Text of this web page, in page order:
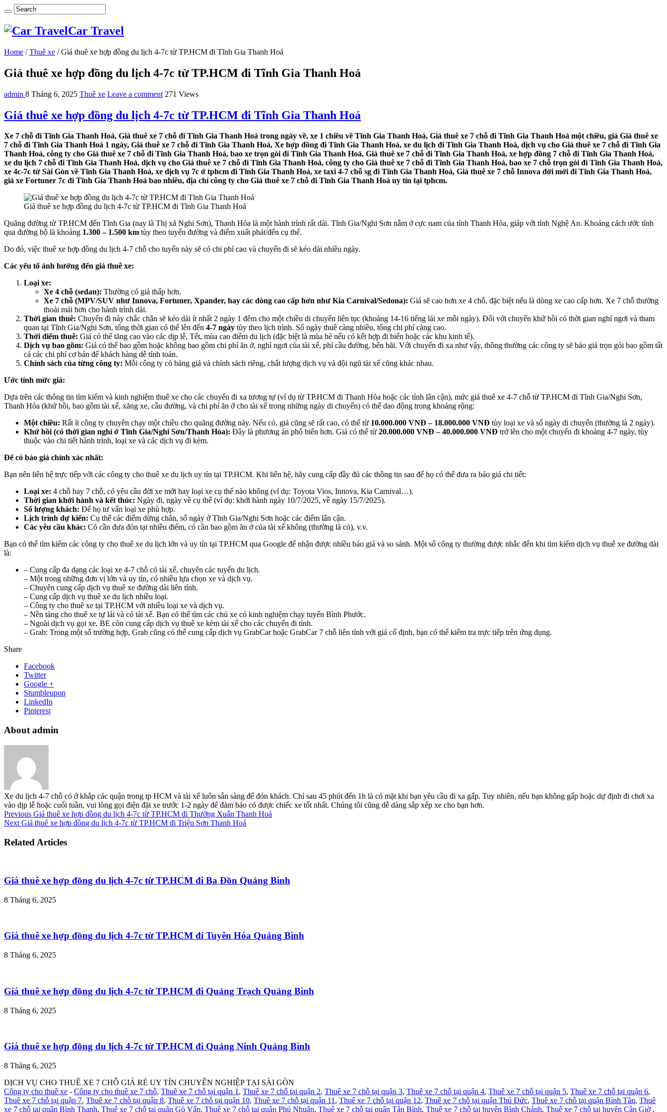
Car Travel
Home / Thuê xe / Giá thuê xe hợp đồng du lịch 4-7c từ TP.HCM đi Tĩnh Gia Thanh Hoá
Giá thuê xe hợp đồng du lịch 4-7c từ TP.HCM đi Tĩnh Gia Thanh Hoá
admin 8 Tháng 6, 2025 Thuê xe Leave a comment 271 Views
Giá thuê xe hợp đồng du lịch 4-7c từ TP.HCM đi Tĩnh Gia Thanh Hoá
Xe 7 chỗ đi Tĩnh Gia Thanh Hoá, Giá thuê xe 7 chỗ đi Tĩnh Gia Thanh Hoá trong ngày về, xe 1 chiều về Tĩnh Gia Thanh Hoá, Giá thuê xe 7 chỗ đi Tĩnh Gia Thanh Hoá một chiều, giá Giá thuê xe
7 chỗ đi Tĩnh Gia Thanh Hoá 1 ngày, Giá thuê xe 7 chỗ đi Tĩnh Gia Thanh Hoá, Xe hợp đồng đi Tĩnh Gia Thanh Hoá, xe du lịch đi Tĩnh Gia Thanh Hoá, dịch vụ cho Giá thuê xe 7 chỗ đi Tĩnh Gia
Thanh Hoá, công ty cho Giá thuê xe 7 chỗ đi Tĩnh Gia Thanh Hoá, bao xe trọn gói đi Tĩnh Gia Thanh Hoá, Giá thuê xe 7 chỗ đi Tĩnh Gia Thanh Hoá, xe hợp đồng 7 chỗ đi Tĩnh Gia Thanh Hoá,
xe du lịch 7 chỗ đi Tĩnh Gia Thanh Hoá, dịch vụ cho Giá thuê xe 7 chỗ đi Tĩnh Gia Thanh Hoá, công ty cho Giá thuê xe 7 chỗ đi Tĩnh Gia Thanh Hoá, bao xe 7 chỗ trọn gói đi Tĩnh Gia Thanh Hoá,
xe 4c-7c từ Sài Gòn về Tĩnh Gia Thanh Hoá, xe dịch vụ 7c ở tphcm đi Tĩnh Gia Thanh Hoá, xe taxi 4-7 chỗ sg đi Tĩnh Gia Thanh Hoá, Giá thuê xe 7 chỗ Innova đời mới đi Tĩnh Gia Thanh Hoá,
giá xe Fortuner 7c đi Tĩnh Gia Thanh Hoá bao nhiêu, địa chỉ công ty cho Giá thuê xe 7 chỗ đi Tĩnh Gia Thanh Hoá uy tín tại tphcm.
Giá thuê xe hợp đồng du lịch 4-7c từ TP.HCM đi Tĩnh Gia Thanh Hoá
Quãng đường từ TP.HCM đến Tĩnh Gia (nay là Thị xã Nghi Sơn), Thanh Hóa là một hành trình rất dài. Tĩnh Gia/Nghi Sơn nằm ở cực nam của tỉnh Thanh Hóa, giáp với tỉnh Nghệ An. Khoảng cách ước tính
qua đường bộ là khoảng 1.300 – 1.500 km tùy theo tuyến đường và điểm xuất phát/đến cụ thể.
Do đó, việc thuê xe hợp đồng du lịch 4-7 chỗ cho tuyến này sẽ có chi phí cao và chuyến đi sẽ kéo dài nhiều ngày.
Các yếu tố ảnh hưởng đến giá thuê xe:
Loại xe:
Xe 4 chỗ (sedan): Thường có giá thấp hơn.
Xe 7 chỗ (MPV/SUV như Innova, Fortuner, Xpander, hay các dòng cao cấp hơn như Kia Carnival/Sedona): Giá sẽ cao hơn xe 4 chỗ, đặc biệt nếu là dòng xe cao cấp hơn. Xe 7 chỗ thường
thoải mái hơn cho hành trình dài.
Thời gian thuê: Chuyến đi này chắc chắn sẽ kéo dài ít nhất 2 ngày 1 đêm cho một chiều di chuyển liên tục (khoảng 14-16 tiếng lái xe mỗi ngày). Đối với chuyến khứ hồi có thời gian nghỉ ngơi và tham
quan tại Tĩnh Gia/Nghi Sơn, tổng thời gian có thể lên đến 4-7 ngày tùy theo lịch trình. Số ngày thuê càng nhiều, tổng chi phí càng cao.
Thời điểm thuê: Giá có thể tăng cao vào các dịp lễ, Tết, mùa cao điểm du lịch (đặc biệt là mùa hè nếu có kết hợp đi biển hoặc các khu kinh tế).
Dịch vụ bao gồm: Giá có thể bao gồm hoặc không bao gồm chi phí ăn ở, nghỉ ngơi của tài xế, phí cầu đường, bến bãi. Với chuyến đi xa như vậy, thông thường các công ty sẽ báo giá trọn gói bao gồm tất
cả các chi phí cơ bản để khách hàng dễ tính toán.
Chính sách của từng công ty: Mỗi công ty có bảng giá và chính sách riêng, chất lượng dịch vụ và đội ngũ tài xế cũng khác nhau.
Ước tính mức giá:
Dựa trên các thông tin tìm kiếm và kinh nghiệm thuê xe cho các chuyến đi xa tương tự (ví dụ từ TP.HCM đi Thanh Hóa hoặc các tỉnh lân cận), mức giá thuê xe 4-7 chỗ từ TP.HCM đi Tĩnh Gia/Nghi Sơn,
Thanh Hóa (khứ hồi, bao gồm tài xế, xăng xe, cầu đường, và chi phí ăn ở cho tài xế trong những ngày di chuyển) có thể dao động trong khoảng rộng:
Một chiều: Rất ít công ty chuyên chạy một chiều cho quãng đường này. Nếu có, giá cũng sẽ rất cao, có thể từ 10.000.000 VNĐ – 18.000.000 VNĐ tùy loại xe và số ngày di chuyển (thường là 2 ngày).
Khứ hồi (có thời gian nghỉ ở Tĩnh Gia/Nghi Sơn/Thanh Hóa): Đây là phương án phổ biến hơn. Giá có thể từ 20.000.000 VNĐ – 40.000.000 VNĐ trở lên cho một chuyến đi khoảng 4-7 ngày, tùy
thuộc vào chi tiết hành trình, loại xe và các dịch vụ đi kèm.
Để có báo giá chính xác nhất:
Bạn nên liên hệ trực tiếp với các công ty cho thuê xe du lịch uy tín tại TP.HCM. Khi liên hệ, hãy cung cấp đầy đủ các thông tin sau để họ có thể đưa ra báo giá chi tiết:
Loại xe: 4 chỗ hay 7 chỗ, có yêu cầu đời xe mới hay loại xe cụ thể nào không (ví dụ: Toyota Vios, Innova, Kia Carnival…).
Thời gian khởi hành và kết thúc: Ngày đi, ngày về cụ thể (ví dụ: khởi hành ngày 10/7/2025, về ngày 15/7/2025).
Số lượng khách: Để họ tư vấn loại xe phù hợp.
Lịch trình dự kiến: Cụ thể các điểm dừng chân, số ngày ở Tĩnh Gia/Nghi Sơn hoặc các điểm lân cận.
Các yêu cầu khác: Có cần đưa đón tại nhiều điểm, có cần bao gồm ăn ở của tài xế không (thường là có), v.v.
Bạn có thể tìm kiếm các công ty cho thuê xe du lịch lớn và uy tín tại TP.HCM qua Google để nhận được nhiều báo giá và so sánh. Một số công ty thường được nhắc đến khi tìm kiếm dịch vụ thuê xe đường dài
là:
– Cung cấp đa dạng các loại xe 4-7 chỗ có tài xế, chuyên các tuyến du lịch.
– Một trong những đơn vị lớn và uy tín, có nhiều lựa chọn xe và dịch vụ.
– Chuyên cung cấp dịch vụ thuê xe đường dài liên tỉnh.
– Cung cấp dịch vụ thuê xe du lịch nhiều loại.
– Công ty cho thuê xe tại TP.HCM với nhiều loại xe và dịch vụ.
– Nền tảng cho thuê xe tự lái và có tài xế. Bạn có thể tìm các chủ xe có kinh nghiệm chạy tuyến Bình Phước.
– Ngoài dịch vụ gọi xe, BE còn cung cấp dịch vụ thuê xe kèm tài xế cho các chuyến đi tỉnh.
– Grab: Trong một số trường hợp, Grab cũng có thể cung cấp dịch vụ GrabCar hoặc GrabCar 7 chỗ liên tỉnh với giá cố định, bạn có thể kiểm tra trực tiếp trên ứng dụng.
Share
Facebook
Twitter
Google +
Stumbleupon
LinkedIn
Pinterest
About admin
Xe du lịch 4-7 chỗ có ở khắp các quận trong tp HCM và tài xế luôn sẵn sàng để đón khách. Chỉ sau 45 phút đến 1h là có mặt khi bạn yêu cầu đi xa gấp. Tuy nhiên, nếu bạn không gấp hoặc dự định đi chơi xa
vào dịp lễ hoặc cuối tuần, vui lòng gọi điện đặt xe trước 1-2 ngày để đảm bảo có được chiếc xe tốt nhất. Chúng tôi cũng dễ dàng sắp xếp xe cho bạn hơn.
Previous Giá thuê xe hợp đồng du lịch 4-7c từ TP.HCM đi Thường Xuân Thanh Hoá
Next Giá thuê xe hợp đồng du lịch 4-7c từ TP.HCM đi Triệu Sơn Thanh Hoá
Related Articles
Giá thuê xe hợp đồng du lịch 4-7c từ TP.HCM đi Ba Đồn Quảng Bình
8 Tháng 6, 2025
Giá thuê xe hợp đồng du lịch 4-7c từ TP.HCM đi Tuyên Hóa Quảng Bình
8 Tháng 6, 2025
Giá thuê xe hợp đồng du lịch 4-7c từ TP.HCM đi Quảng Trạch Quảng Bình
8 Tháng 6, 2025
Giá thuê xe hợp đồng du lịch 4-7c từ TP.HCM đi Quảng Ninh Quảng Bình
8 Tháng 6, 2025
DỊCH VỤ CHO THUÊ XE 7 CHỖ GIÁ RẺ UY TÍN CHUYÊN NGHIỆP TẠI SÀI GÒN
Công ty cho thuê xe - Công ty cho thuê xe 7 chỗ, Thuê xe 7 chỗ tại quận 1 , Thuê xe 7 chỗ tại quận 2, Thuê xe 7 chỗ tại quận 3, Thuê xe 7 chỗ tại quận 4, Thuê xe 7 chỗ tại quận 5, Thuê xe 7 chỗ tại quận 6,
Thuê xe 7 chỗ tại quận 7, Thuê xe 7 chỗ tại quận 8, Thuê xe 7 chỗ tại quận 10, Thuê xe 7 chỗ tại quận 11 , Thuê xe 7 chỗ tại quận 12, Thuê xe 7 chỗ tại quận Thủ Đức, Thuê xe 7 chỗ tại quận Bình Tân, Thuê
xe 7 chỗ tại quận Bình Thạnh, Thuê xe 7 chỗ tại quận Gò Vấp, Thuê xe 7 chỗ tại quận Phú Nhuận, Thuê xe 7 chỗ tại quận Tân Bình, Thuê xe 7 chỗ tại huyện Bình Chánh, Thuê xe 7 chỗ tại huyện Cần Giờ ,